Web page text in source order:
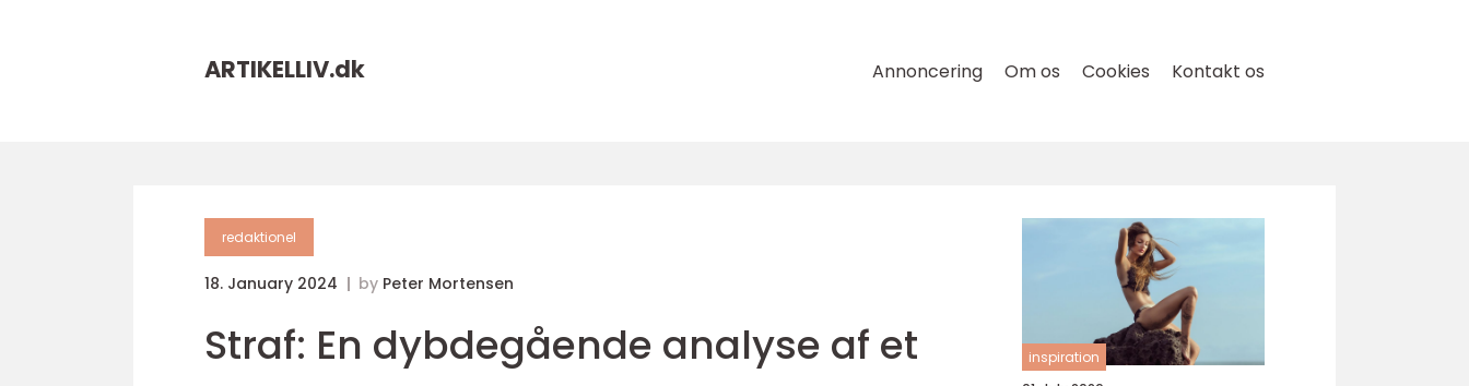
ARTIKELLIV.dk Annoncering Om os Cookies Kontakt os
redaktionel
18. January 2024 by Peter Mortensen
Straf: En dybdegående analyse af et
inspiration